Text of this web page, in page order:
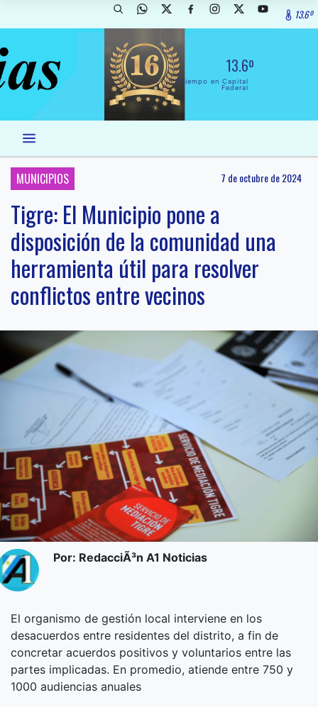
13.6º
13.6º
El Tiempo en Capital
Federal
MUNICIPIOS 7 de octubre de 2024
Tigre: El Municipio pone a
disposición de la comunidad una
herramienta útil para resolver
conflictos entre vecinos
Por: RedacciÃ³n A1 Noticias
El organismo de gestión local interviene en los
desacuerdos entre residentes del distrito, a fin de
concretar acuerdos positivos y voluntarios entre las
partes implicadas. En promedio, atiende entre 750 y
1000 audiencias anuales